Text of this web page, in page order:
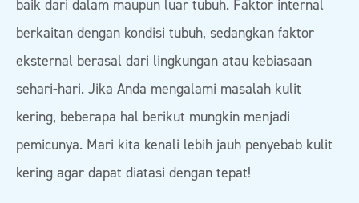
baik dari dalam maupun luar tubuh. Faktor internal
berkaitan dengan kondisi tubuh, sedangkan faktor
eksternal berasal dari lingkungan atau kebiasaan
sehari-hari. Jika Anda mengalami masalah kulit
kering, beberapa hal berikut mungkin menjadi
pemicunya. Mari kita kenali lebih jauh penyebab kulit
kering agar dapat diatasi dengan tepat!